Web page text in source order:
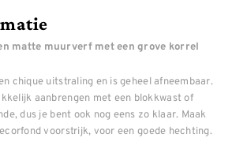
matte muurverf met een grove korrel
chique uitstraling en is geheel afneembaar.
aanbrengen met een blokkwast of
dus je bent ook nog eens zo klaar. Maak
voorstrijk, voor een goede hechting.